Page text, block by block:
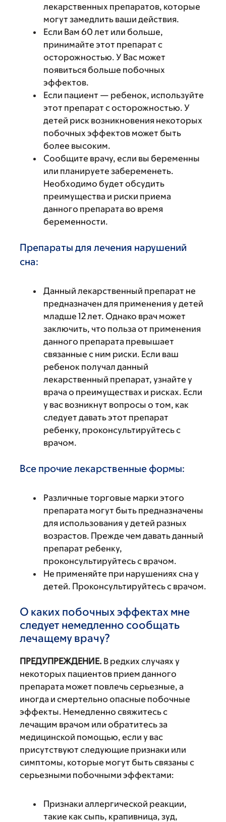
лекарственных препаратов, которые
могут замедлить ваши действия.
Если Вам 60 лет или больше,
принимайте этот препарат с
осторожностью. У Вас может
появиться больше побочных
эффектов.
Если пациент — ребенок, используйте
этот препарат с осторожностью. У
детей риск возникновения некоторых
побочных эффектов может быть
более высоким.
Сообщите врачу, если вы беременны
или планируете забеременеть.
Необходимо будет обсудить
преимущества и риски приема
данного препарата во время
беременности.
Препараты для лечения нарушений
сна:
Данный лекарственный препарат не
предназначен для применения у детей
младше 12 лет. Однако врач может
заключить, что польза от применения
данного препарата превышает
связанные с ним риски. Если ваш
ребенок получал данный
лекарственный препарат, узнайте у
врача о преимуществах и рисках. Если
у вас возникнут вопросы о том, как
следует давать этот препарат
ребенку, проконсультируйтесь с
врачом.
Все прочие лекарственные формы:
Различные торговые марки этого
препарата могут быть предназначены
для использования у детей разных
возрастов. Прежде чем давать данный
препарат ребенку,
проконсультируйтесь с врачом.
Не применяйте при нарушениях сна у
детей. Проконсультируйтесь с врачом.
О каких побочных эффектах мне
следует немедленно сообщать
лечащему врачу?
ПРЕДУПРЕЖДЕНИЕ. В редких случаях у
некоторых пациентов прием данного
препарата может повлечь серьезные, а
иногда и смертельно опасные побочные
эффекты. Немедленно свяжитесь с
лечащим врачом или обратитесь за
медицинской помощью, если у вас
присутствуют следующие признаки или
симптомы, которые могут быть связаны с
серьезными побочными эффектами:
Признаки аллергической реакции,
такие как сыпь, крапивница, зуд,